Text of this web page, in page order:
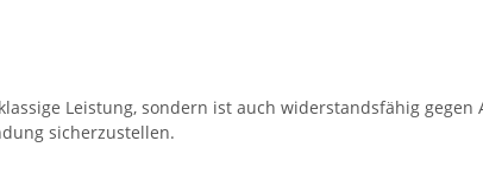
Leistung, sondern ist auch widerstandsfähig
sicherzustellen.